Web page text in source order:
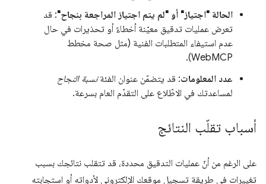
الحالة "اجتياز" أو "لم يتم اجتياز المراجعة بنجاح": قد
تعرض عمليات تدقيق معيّنة أخطاءً أو تحذيرات في حال
عدم استيفاء المتطلبات الفنية (مثل صحة مخطط
WebMCP).
عدد المعلومات: قد يتضمّن عنوان الفئةنسبة النجاح
لمساعدتك في الاطّلاع على التقدّم العام بسرعة.
أسباب تقلّب النتائج
على الرغم من أنّ عمليات التدقيق محددة، قد تتقلب نتائجك بسبب
تغييرات في طريقة تسجيل موقعك الإلكتروني لأدواته أو استجابته